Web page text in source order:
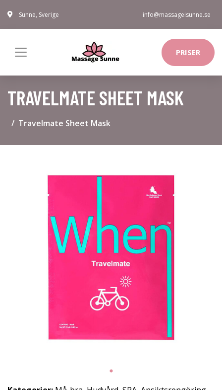
Sunne, Sverige info@massageisunne.se
PRISER
TRAVELMATE SHEET MASK
Travelmate Sheet Mask